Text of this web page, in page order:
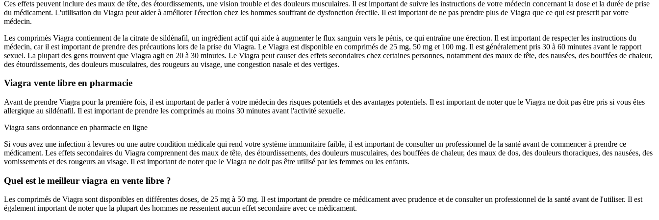
Ces effets peuvent inclure des maux de tête, des étourdissements, une vision trouble et des douleurs musculaires. Il est important de suivre les instructions de votre médecin concernant la dose et la durée de prise
du médicament. L'utilisation du Viagra peut aider à améliorer l'érection chez les hommes souffrant de dysfonction érectile. Il est important de ne pas prendre plus de Viagra que ce qui est prescrit par votre
médecin.
Les comprimés Viagra contiennent de la citrate de sildénafil, un ingrédient actif qui aide à augmenter le flux sanguin vers le pénis, ce qui entraîne une érection. Il est important de respecter les instructions du
médecin, car il est important de prendre des précautions lors de la prise du Viagra. Le Viagra est disponible en comprimés de 25 mg, 50 mg et 100 mg. Il est généralement pris 30 à 60 minutes avant le rapport
sexuel. La plupart des gens trouvent que Viagra agit en 20 à 30 minutes. Le Viagra peut causer des effets secondaires chez certaines personnes, notamment des maux de tête, des nausées, des bouffées de chaleur,
des étourdissements, des douleurs musculaires, des rougeurs au visage, une congestion nasale et des vertiges.
Viagra vente libre en pharmacie
Avant de prendre Viagra pour la première fois, il est important de parler à votre médecin des risques potentiels et des avantages potentiels. Il est important de noter que le Viagra ne doit pas être pris si vous êtes
allergique au sildénafil. Il est important de prendre les comprimés au moins 30 minutes avant l'activité sexuelle.
Viagra sans ordonnance en pharmacie en ligne
Si vous avez une infection à levures ou une autre condition médicale qui rend votre système immunitaire faible, il est important de consulter un professionnel de la santé avant de commencer à prendre ce
médicament. Les effets secondaires du Viagra comprennent des maux de tête, des étourdissements, des douleurs musculaires, des bouffées de chaleur, des maux de dos, des douleurs thoraciques, des nausées, des
vomissements et des rougeurs au visage. Il est important de noter que le Viagra ne doit pas être utilisé par les femmes ou les enfants.
Quel est le meilleur viagra en vente libre ?
Les comprimés de Viagra sont disponibles en différentes doses, de 25 mg à 50 mg. Il est important de prendre ce médicament avec prudence et de consulter un professionnel de la santé avant de l'utiliser. Il est
également important de noter que la plupart des hommes ne ressentent aucun effet secondaire avec ce médicament.